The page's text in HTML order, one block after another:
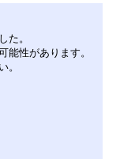
た。
能性があります。
。